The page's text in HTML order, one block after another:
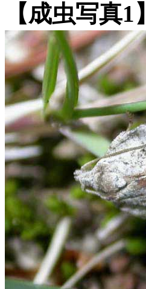
【成虫写真1】